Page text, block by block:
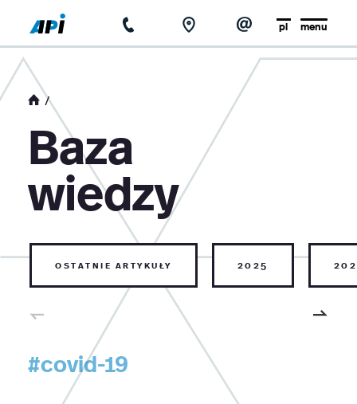
menu
pl
strona główna
aktualności
baza wiedzy
kontakt
Baza
wiedzy
ostatnie artykuły 2025
#covid-19